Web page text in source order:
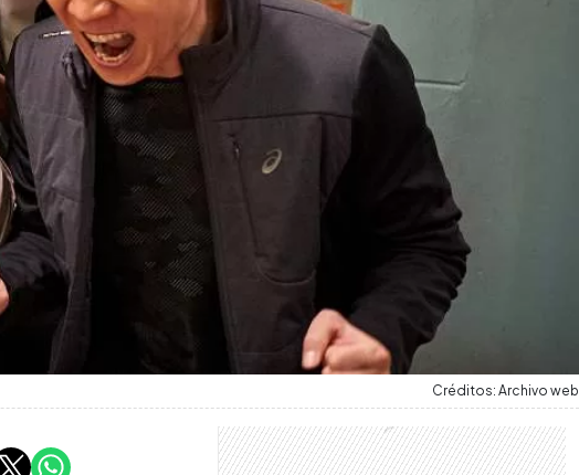
Créditos: Archivo web